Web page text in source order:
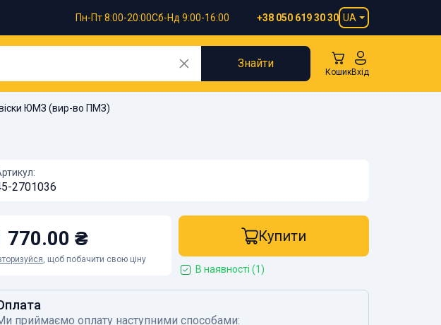
Пн-Пт 8:00-20:00Сб-Нд 9:00-16:00 +38 050 619 30 30 UA
Знайти
КошикВхід
ЮМЗ (вир-во ПМЗ)
2701036
770.00 ₴
, щоб побачити свою ціну
Купити
В наявності (1)
приймаємо оплату наступними способами: